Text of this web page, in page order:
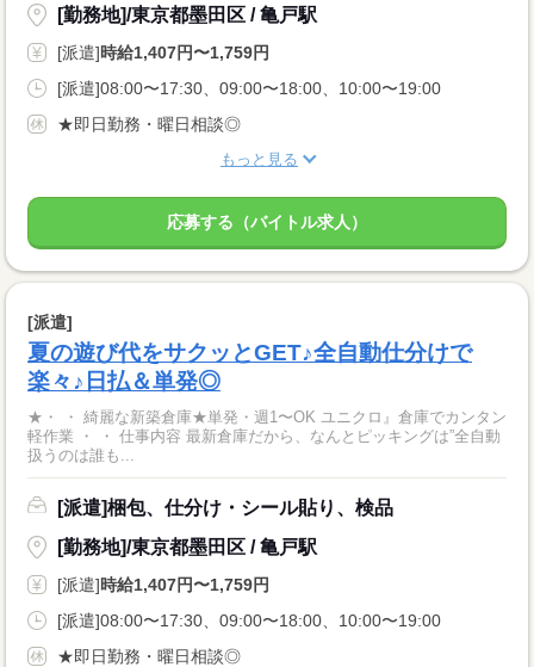
[勤務地]/東京都墨田区 / 亀戸駅
[派遣]時給1,407円〜1,759円
[派遣]08:00〜17:30、09:00〜18:00、10:00〜19:00
★即日勤務・曜日相談◎
もっと見る
応募する（バイトル求人）
[派遣]
夏の遊び代をサクッとGET♪全自動仕分けで
楽々♪日払＆単発◎
★・ ・ 綺麗な新築倉庫★単発・週1〜OK ユニクロ』倉庫でカンタン
軽作業 ・ ・ 仕事内容 最新倉庫だから、なんとピッキングは”全自動
扱うのは誰も...
[派遣]梱包、仕分け・シール貼り、検品
[勤務地]/東京都墨田区 / 亀戸駅
[派遣]時給1,407円〜1,759円
[派遣]08:00〜17:30、09:00〜18:00、10:00〜19:00
★即日勤務・曜日相談◎